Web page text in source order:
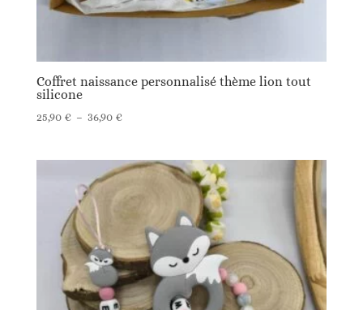
Coffret naissance personnalisé thème lion tout
silicone
25,90 € – 36,90 €Plage
25,90 €